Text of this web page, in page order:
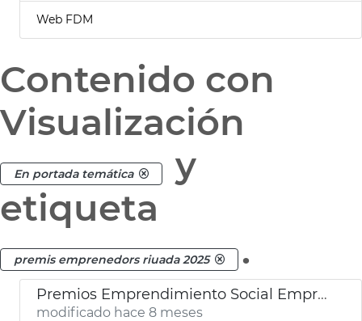
Web FDM
Contenido con
Visualización
En portada temática
y
etiqueta
premis emprenedors riuada 2025 .
Premios Emprendimiento Social Emprendedores Riada 2025
modificado hace 8 meses